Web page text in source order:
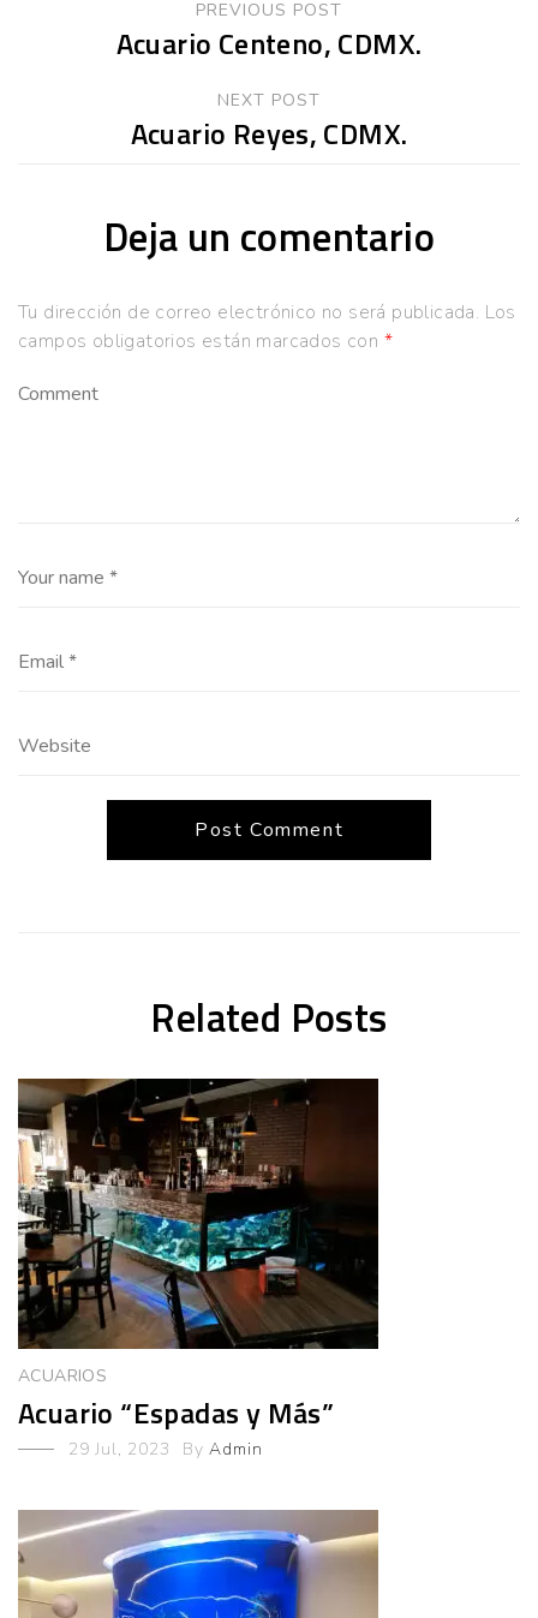
PREVIOUS POST
Acuario Centeno, CDMX.
NEXT POST
Acuario Reyes, CDMX.
Deja un comentario
Tu dirección de correo electrónico no será publicada. Los
campos obligatorios están marcados con *
Related Posts
ACUARIOS
Acuario “Espadas y Más”
29 Jul, 2023 By Admin